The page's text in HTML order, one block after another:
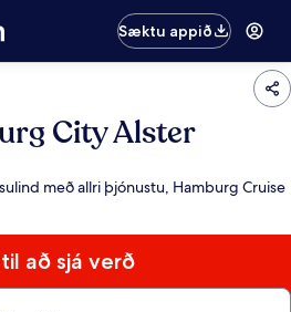
Sæktu appið
City Alster
með allri þjónustu, Hamburg Cruise
að sjá verð